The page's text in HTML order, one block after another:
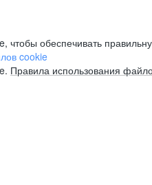
обеспечивать
cookie
Правила использования